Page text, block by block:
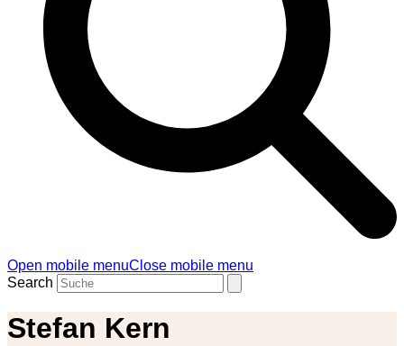
Open mobile menuClose mobile menu
Search
Stefan Kern